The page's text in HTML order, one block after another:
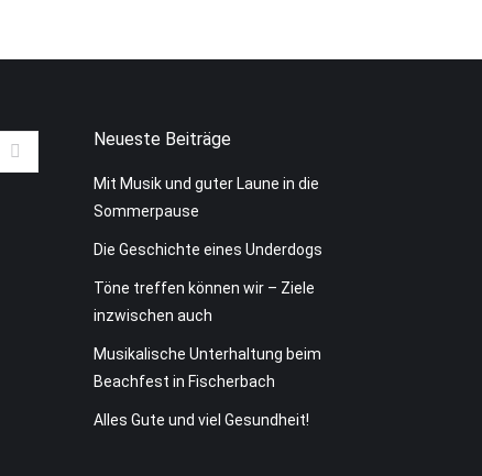
Neueste Beiträge
Mit Musik und guter Laune in die
Sommerpause
Die Geschichte eines Underdogs
Töne treffen können wir – Ziele
inzwischen auch
Musikalische Unterhaltung beim
Beachfest in Fischerbach
Alles Gute und viel Gesundheit!